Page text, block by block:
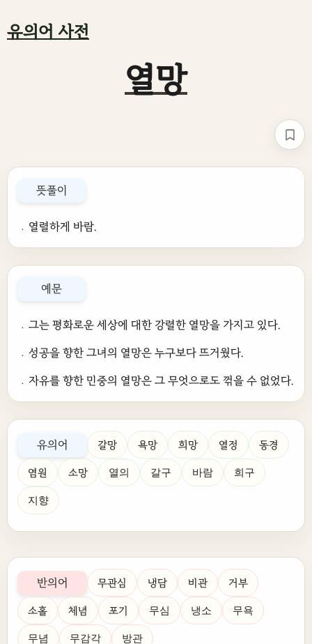
유의어 사전
열망
책갈
뜻풀이
﹒열렬하게 바람.
예문
﹒그는 평화로운 세상에 대한 강렬한 열망을 가지고 있다.
﹒성공을 향한 그녀의 열망은 누구보다 뜨거웠다.
﹒자유를 향한 민중의 열망은 그 무엇으로도 꺾을 수 없었다.
유의어 갈망 욕망 희망 열정 동경
염원 소망 열의 갈구 바람 희구
지향
반의어 무관심 냉담 비관 거부
소홀 체념 포기 무심 냉소 무욕
무념 무감각 방관